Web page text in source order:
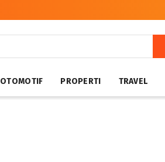
OTOMOTIF PROPERTI TRAVEL